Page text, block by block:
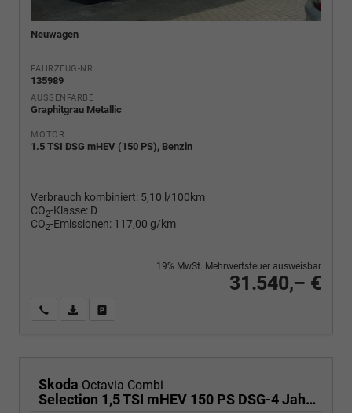
Neuwagen
FAHRZEUG-NR.
135989
AUSSENFARBE
Graphitgrau Metallic
MOTOR
1.5 TSI DSG mHEV (150 PS), Benzin
Verbrauch kombiniert: 5,10 l/100km
CO2-Klasse: D
CO2-Emissionen: 117,00 g/km
31.540,– €
19% MwSt. Mehrwertsteuer ausweisbar
Wir rufen Sie anPDF-Fahrzeugexposé drucken
Skoda Octavia Combi
Selection 1,5 TSI mHEV 150 PS DSG-4 Jahre Garantie-Anhängerkupplung schwenkbar-PDC vorne und hinten-Sitzheizung-Smart Link